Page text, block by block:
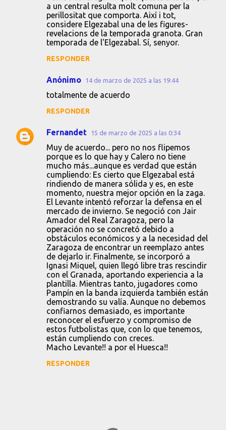
a un central resulta molt comuna per la
perillositat que comporta. Així i tot,
considere Elgezabal una de les figures-
revelacions de la temporada granota. Gran
temporada de l'Elgezabal. Sí, senyor.
RESPONDER
Anónimo 14 de marzo de 2025 a las 19:44
totalmente de acuerdo
RESPONDER
Fernandet 15 de marzo de 2025 a las 0:34
Muy de acuerdo... pero no nos flipemos
porque es lo que hay y Calero no tiene
mucho más...aunque es verdad que están
cumpliendo: Es cierto que Elgezabal está
rindiendo de manera sólida y es, en este
momento, nuestra mejor opción en la zaga.
El Levante intentó reforzar la defensa en el
mercado de invierno. Se negoció con Jair
Amador del Real Zaragoza, pero la
operación no se concretó debido a
obstáculos económicos y a la necesidad del
Zaragoza de encontrar un reemplazo antes
de dejarlo ir. Finalmente, se incorporó a
Ignasi Miquel, quien llegó libre tras rescindir
con el Granada, aportando experiencia a la
plantilla. Mientras tanto, jugadores como
Pampín en la banda izquierda también están
demostrando su valía. Aunque no debemos
confiarnos demasiado, es importante
reconocer el esfuerzo y compromiso de
estos futbolistas que, con lo que tenemos,
están cumpliendo con creces.
Macho Levante!! a por el Huesca!!
RESPONDER